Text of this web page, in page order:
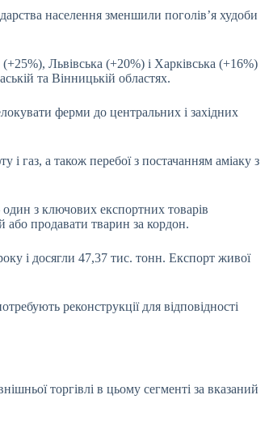
населення зменшили поголів’я худоби
Львівська (+20%) і Харківська (+16%)
та Вінницькій областях.
ферми до центральних і західних
газ, а також перебої з постачанням аміаку з
з ключових експортних товарів
або продавати тварин за кордон.
і досягли 47,37 тис. тонн. Експорт живої
реконструкції для відповідності
торгівлі в цьому сегменті за вказаний